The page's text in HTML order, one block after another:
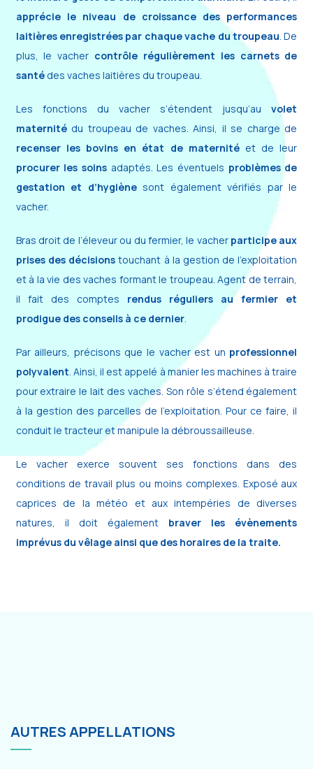
apprécie le niveau de croissance des performances
laitières enregistrées par chaque vache du troupeau . De
plus, le vacher contrôle régulièrement les carnets de
santédes vaches laitières du troupeau.
Les fonctions du vacher s’étendent jusqu’auvolet
maternitédu troupeau de vaches. Ainsi, il se charge de
recenser les bovins en état de maternitéet de leur
procurer les soinsadaptés. Les éventuels problèmes de
gestation et d’hygiènesont également vérifiés par le
vacher.
Bras droit de l’éleveur ou du fermier, le vacher participe aux
prises des décisions touchant à la gestion de l’exploitation
et à la vie des vaches formant le troupeau. Agent de terrain,
il fait des comptes rendus réguliers au fermier et
prodigue des conseils à ce dernier.
Par ailleurs, précisons que le vacher est un professionnel
polyvalent . Ainsi, il est appelé à manier les machines à traire
pour extraire le lait des vaches. Son rôle s’étend également
à la gestion des parcelles de l’exploitation. Pour ce faire, il
conduit le tracteur et manipule la débroussailleuse.
Le vacher exerce souvent ses fonctions dans des
conditions de travail plus ou moins complexes. Exposé aux
caprices de la météo et aux intempéries de diverses
natures, il doit également braver les évènements
imprévus du vêlage ainsi que des horaires de la traite.
AUTRES APPELLATIONS